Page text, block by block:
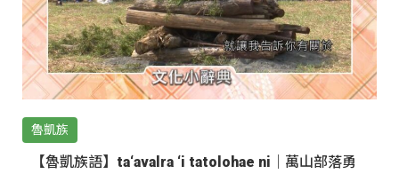
魯凱族
【魯凱族語】ta‘avalra ‘i tatolohae ni｜萬山部落勇